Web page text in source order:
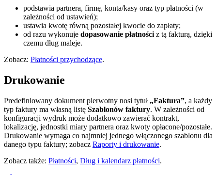
podstawia partnera, firmę, konta/kasy oraz typ płatności (w
zależności od ustawień);
ustawia kwotę równą pozostałej kwocie do zapłaty;
od razu wykonuje dopasowanie płatności z tą fakturą, dzięki
czemu dług maleje.
Zobacz: Płatności przychodzące.
Drukowanie
Predefiniowany dokument pierwotny nosi tytuł „Faktura”, a każdy
typ faktury ma własną listę Szablonów faktury. W zależności od
konfiguracji wydruk może dodatkowo zawierać kontrakt,
lokalizację, jednostki miary partnera oraz kwoty opłacone/pozostałe.
Drukowanie wymaga co najmniej jednego włączonego szablonu dla
danego typu faktury; zobacz Raporty i drukowanie.
Zobacz także: Płatności, Dług i kalendarz płatności.